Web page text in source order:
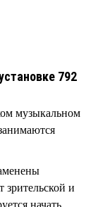
792
музыкальном
зрительской и
начать